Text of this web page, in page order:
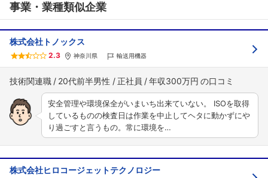
事業・業種類似企業
株式会社トノックス
2.3 神奈川県 輸送用機器
技術関連職 20代前半男性 正社員 年収300万円
安全管理や環境保全がいまいち出来ていない。 ISOを取得
しているものの検査日は作業を中止してヘタに動かずにや
り過ごすと言うもの。常に環境を…
株式会社ヒロコージェットテクノロジー